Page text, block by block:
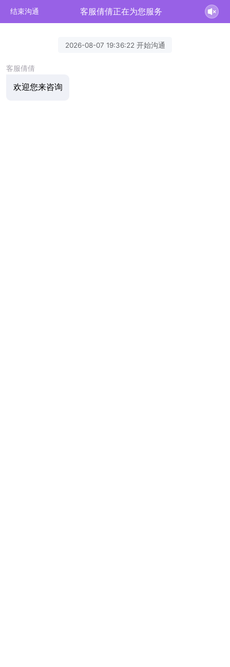
结束沟通 客服倩倩正在为您服务
2026-08-07 19:36:22 开始沟通
客服倩倩
欢迎您来咨询